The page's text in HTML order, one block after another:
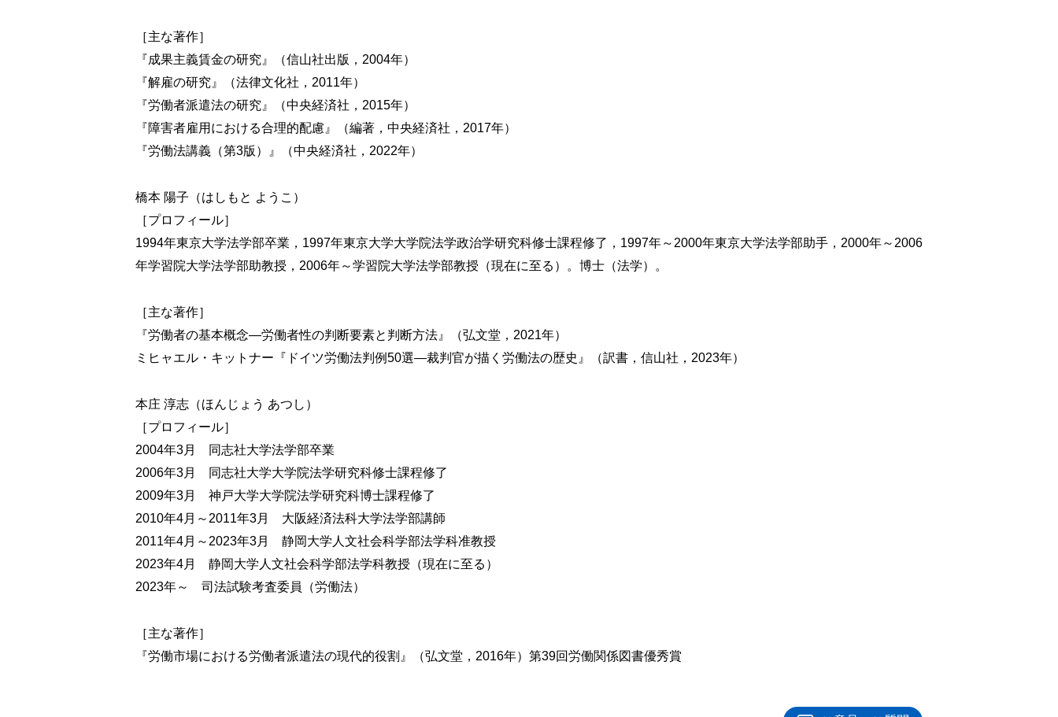
2 労働者の人格権の保護
3 セクシュアル・ハラスメント
5 マタニティー・ハラスメント
第6章 雇用平等とワーク・ライフ・バランス
1 男女雇用平等の進展
3 外国人雇用
1 非典型雇用の実態
2 雇用保障のあり方
4 労働者派遣
5 高年齢者雇用
2 賃金水準に関する規制（最賃法ほか）
3 賃金支払いの五原則
4 休業手当
5 その他の立法上の規制
6 賃金制度の概観
第9章 労働時間と休日・休暇
2 柔軟な労働時間規制
3 労働時間の適正な把握
第10章 労働災害
［主な著作］
『成果主義賃金の研究』（信山社出版，2004年）
『解雇の研究』（法律文化社，2011年）
『労働者派遣法の研究』（中央経済社，2015年）
『障害者雇用における合理的配慮』（編著，中央経済社，2017年）
『労働法講義（第3版）』（中央経済社，2022年）
橋本 陽子（はしもと ようこ）
［プロフィール］
1994年東京大学法学部卒業，1997年東京大学大学院法学政治学研究科修士課程修了，1997年～2000年東京大学法学部助手，2000年～2006
年学習院大学法学部助教授，2006年～学習院大学法学部教授（現在に至る）。博士（法学）。
［主な著作］
『労働者の基本概念―労働者性の判断要素と判断方法』（弘文堂，2021年）
ミヒャエル・キットナー『ドイツ労働法判例50選―裁判官が描く労働法の歴史』（訳書，信山社，2023年）
本庄 淳志（ほんじょう あつし）
［プロフィール］
2004年3月 同志社大学法学部卒業
2006年3月 同志社大学大学院法学研究科修士課程修了
2009年3月 神戸大学大学院法学研究科博士課程修了
2010年4月～2011年3月 大阪経済法科大学法学部講師
2011年4月～2023年3月 静岡大学人文社会科学部法学科准教授
2023年4月 静岡大学人文社会科学部法学科教授（現在に至る）
2023年～ 司法試験考査委員（労働法）
［主な著作］
『労働市場における労働者派遣法の現代的役割』（弘文堂，2016年）第39回労働関係図書優秀賞